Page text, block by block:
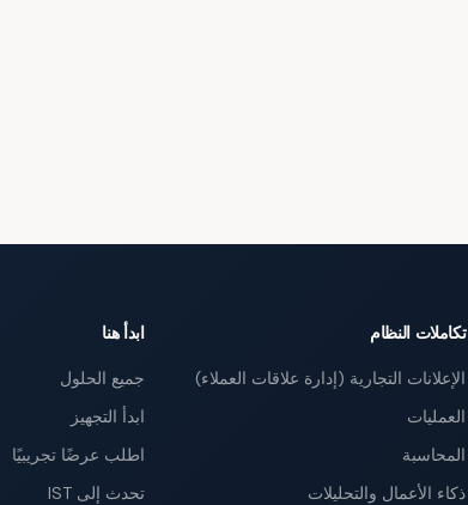
تكاملات النظام
الإعلانات التجارية (إدارة علاقات العملاء)
العمليات
المحاسبة
ذكاء الأعمال والتحليلات
ابدأ هنا
جميع الحلول
ابدأ التجهيز
اطلب عرضًا تجريبيًا
تحدث إلى IST